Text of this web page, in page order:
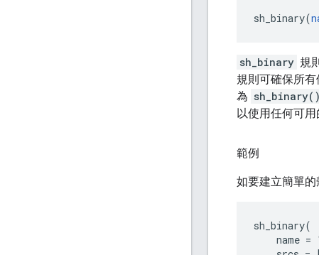
sh_binary(
sh_binary 規
規則可確保所
為 sh_binary()
以使用任何可
範例
如要建立簡單的
sh_binary(
name =